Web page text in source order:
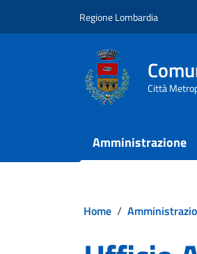
Regione Lombardia
Città
Amministrazione
Home /